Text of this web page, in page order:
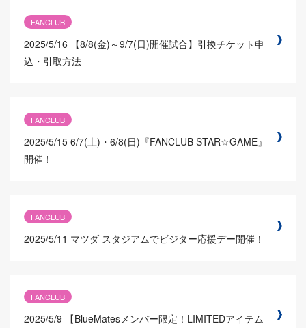
FANCLUB
2025/5/16
【8/8(金)～9/7(日)開催試合】引換チケット申
込・引取方法
FANCLUB
2025/5/15 6/7(土)・6/8(日)『FANCLUB STAR☆GAME』
開催！
FANCLUB
2025/5/11 マツダ スタジアムでビジター応援デー開催！
FANCLUB
2025/5/9
【BlueMatesメンバー限定！LIMITEDアイテム